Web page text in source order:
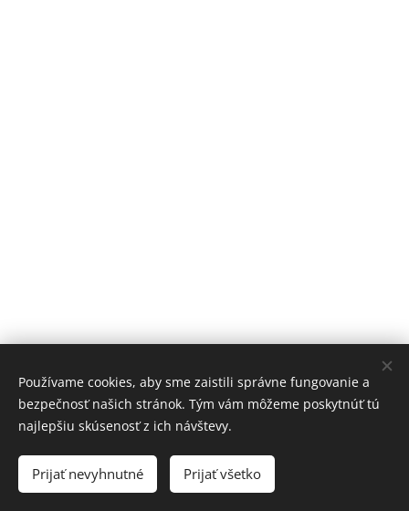
© 2014-2023 AHAvíkend
Vytvorené službouWebnode
Používame cookies, aby sme zaistili správne fungovanie a
bezpečnosť našich stránok. Tým vám môžeme poskytnúť tú
najlepšiu skúsenosť z ich návštevy.
Prijať nevyhnutné Prijať všetko